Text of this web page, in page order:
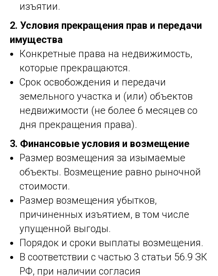
изъятии.
2. Условия прекращения прав и передачи
имущества
Конкретные права на недвижимость,
которые прекращаются.
Срок освобождения и передачи
земельного участка и (или) объектов
недвижимости (не более 6 месяцев со
дня прекращения права).
3. Финансовые условия и возмещение
Размер возмещения за изымаемые
объекты. Возмещение равно рыночной
стоимости.
Размер возмещения убытков,
причиненных изъятием, в том числе
упущенной выгоды.
Порядок и сроки выплаты возмещения.
В соответствии с частью 3 статьи 56.9 ЗК
РФ, при наличии согласия